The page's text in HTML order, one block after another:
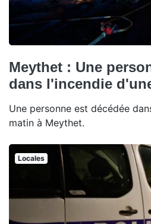
Meythet : Une
dans l'incendie
Une personne est décédée
matin à Meythet.
Locales